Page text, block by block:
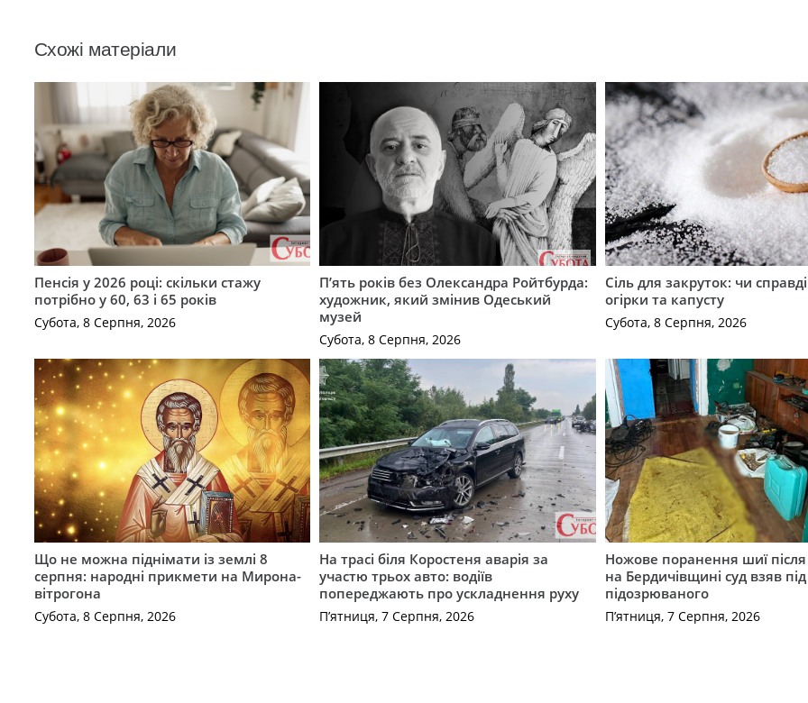
Схожі матеріали
Пенсія у 2026 році: скільки стажу
потрібно у 60, 63 і 65 років
Субота, 8 Серпня, 2026
П’ять років без Олександра Ройтбурда:
художник, який змінив Одеський
музей
Субота, 8 Серпня, 2026
Сіль для закруток: чи
огірки та капусту
Субота, 8 Серпня, 2026
Що не можна піднімати із землі 8
серпня: народні прикмети на Мирона-
вітрогона
Субота, 8 Серпня, 2026
На трасі біля Коростеня аварія за
участю трьох авто: водіїв
попереджають про ускладнення руху
П’ятниця, 7 Серпня, 2026
Ножове поранення шиї після
на Бердичівщині суд взяв
підозрюваного
П’ятниця, 7 Серпня, 2026